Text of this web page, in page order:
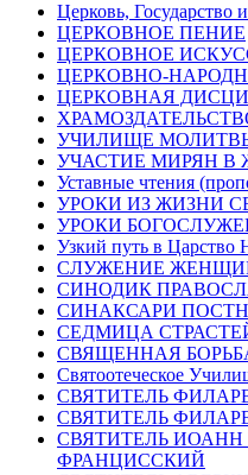
Церковь, Государство
ЦЕРКОВНОЕ ПЕНИЕ
ЦЕРКОВНОЕ
ЦЕРКОВНО-
ЦЕРКОВНАЯ
УЧИЛИЩЕ
УЧАСТИЕ МИРЯН В
Уставные чтения
УРОКИ ИЗ ЖИЗНИ
УРОКИ
Узкий путь в Царство
СЛУЖЕНИЕ
СИНОДИК
СИНАКСАРИ
СЕДМИЦА
СВЯЩЕННАЯ
Святоотеческое
СВЯТИТЕЛЬ
СВЯТИТЕЛЬ
СВЯТИТЕЛЬ
ФРАНЦИССКИЙ